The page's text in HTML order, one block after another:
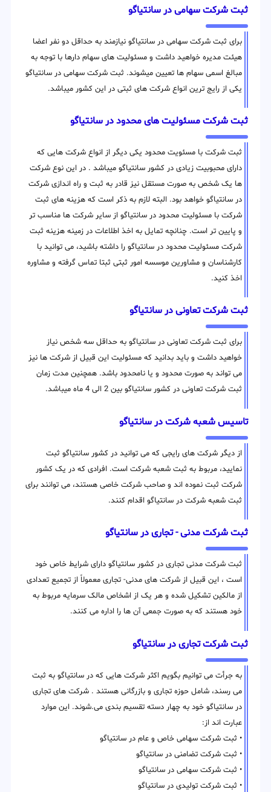
ثبت شرکت سهامی در سانتیاگو
برای ثبت شرکت سهامی در سانتیاگو نیازمند به حداقل دو نفر اعضا
هیئت مدیره خواهید داشت و مسئولیت های سهام دارها با توجه به
مبالغ اسمی سهام ها تعیین میشوند. ثبت شرکت سهامی در سانتیاگو
یکی از رایج ترین انواع شرکت های ثبتی در این کشور میباشد.
ثبت شرکت مسئولیت های محدود در سانتیاگو
ثبت شرکت با مسئویت محدود یکی دیگر از انواع شرکت هایی که
دارای محبوبیت زیادی در کشور سانتیاگو میباشد . در این نوع شرکت
ها یک شخص به صورت مستقل نیز قادر به ثبت و راه اندازی شرکت
در سانتیاگو خواهد بود. البته لازم به ذکر است که هزینه های ثبت
شرکت با مسئولیت محدود در سانتیاگو از سایر شرکت ها مناسب تر
و پایین تر است. چنانچه تمایل به اخذ اطلاعات در زمینه هزینه ثبت
شرکت مسئولیت محدود در سانتیاگو را داشته باشید، می توانید با
کارشناسان و مشاورین موسسه امور ثبتی ثبتا تماس گرفته و مشاوره
اخذ کنید.
ثبت شرکت تعاونی در سانتیاگو
برای ثبت شرکت تعاونی در سانتیاگو به حداقل سه شخص نیاز
خواهید داشت و باید بدانید که مسئولیت این قبیل از شرکت ها نیز
می تواند به صورت محدود و یا نامحدود باشد. همچنین مدت زمان
ثبت شرکت تعاونی در کشور سانتیاگو بین 2 الی 4 ماه میباشد.
تاسیس شعبه شرکت در سانتیاگو
از دیگر شرکت های رایجی که می توانید در کشور سانتیاگو ثبت
نمایید، مربوط به ثبت شعبه شرکت است. افرادی که در یک کشور
شرکت ثبت نموده اند و صاحب شرکت خاصی هستند، می توانند برای
ثبت شعبه شرکت در سانتیاگو اقدام کنند.
ثبت شرکت مدنی - تجاری در سانتیاگو
ثبت شرکت مدنی تجاری در کشور سانتیاگو دارای شرایط خاص خود
است ، این قبیل از شرکت های مدنی- تجاری معمولاً از تجمیع تعدادی
از مالکین تشکیل شده و هر یک از اشخاص مالک سرمایه مربوط به
خود هستند که به صورت جمعی آن ها را اداره می کنند.
ثبت شرکت تجاری در سانتیاگو
به جرأت می توانیم بگویم اکثر شرکت هایی که در سانتیاگو به ثبت
می رسند، شامل حوزه تجاری و بازرگانی هستند . شرکت های تجاری
در سانتیاگو خود به چهار دسته تقسیم بندی می.شوند. این موارد
عبارت اند از:
• ثبت شرکت سهامی خاص و عام در سانتیاگو
• ثبت شرکت تضامنی در سانتیاگو
• ثبت شرکت سهامی در سانتیاگو
• ثبت شرکت تولیدی در سانتیاگو